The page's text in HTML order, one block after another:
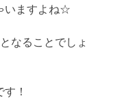
いますよね☆
なることでしょ
！